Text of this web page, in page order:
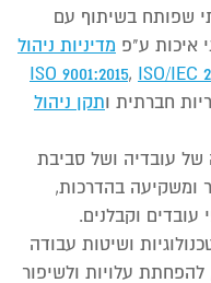
שפותח בשיתוף עם
איכות ע"פ מדיניות ניהול
ISO 9001:2015, ISO/IEC
חברתית ותקן ניהול
עובדיה ושל סביבת
ומשקיעה בהדרכות,
וקבלנים.
ושיטות עבודה
עלויות ולשיפור